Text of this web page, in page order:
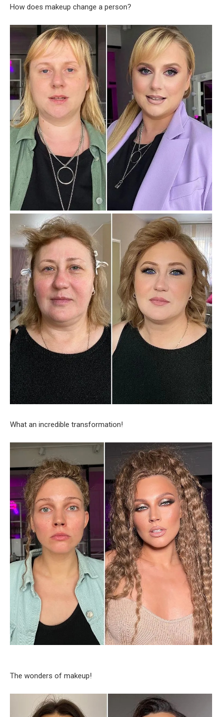
How does makeup change a person?
What an incredible transformation!
The wonders of makeup!